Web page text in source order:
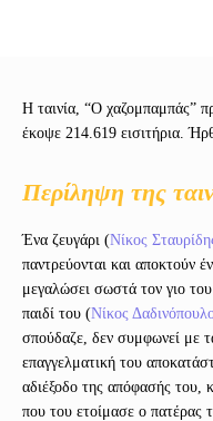
Η ταινία, “Ο χαζομπαμπάς”
έκοψε 214.619 εισιτήρια.
Περίληψη της
Ένα ζευγάρι (Νίκος
παντρεύονται και αποκτούν
μεγαλώσει σωστά τον γιο
παιδί του (Νίκος
σπούδαζε, δεν συμφωνεί με
επαγγελματική του
αδιέξοδο της απόφασής του,
που του ετοίμασε ο πατέρας